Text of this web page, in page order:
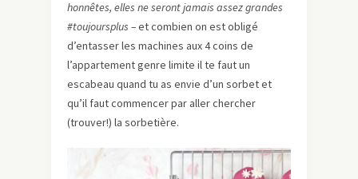
honnêtes, elles ne seront jamais assez grandes
#toujoursplus –et combien on est obligé
d’entasser les machines aux 4 coins de
l’appartement genre limite il te faut un
escabeau quand tu as envie d’un sorbet et
qu’il faut commencer par aller chercher
(trouver!) la sorbetière.